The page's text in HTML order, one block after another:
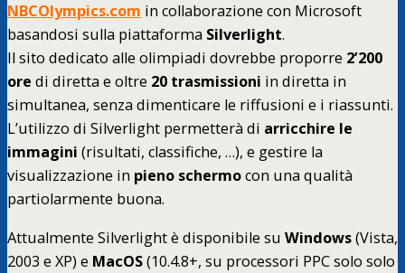
NBCOlympics.com in collaborazione con Microsoft
basandosi sulla piattaforma Silverlight.
Il sito dedicato alle olimpiadi dovrebbe proporre 2’200
ore di diretta e oltre 20 trasmissioni in diretta in
simultanea, senza dimenticare le riffusioni e i riassunti.
L’utilizzo di Silverlight permetterà di arricchire le
immagini (risultati, classifiche, …), e gestire la
visualizzazione in pieno schermocon una qualità
partiolarmente buona.
Attualmente Silverlight è disponibile su Windows(Vista,
2003 e XP) e MacOS(10.4.8+, su processori PPC solo solo